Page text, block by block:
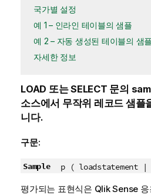
국가별 설정
예 1 – 인라인 테이블의 샘플
예 2 – 자동 생성된 테이블의 샘플
자세한 정보
LOAD 또는SELECT 문의
소스에서 무작위 레코드 샘플
니다.
구문:
Sample p ( loadstatement |
평가되는 표현식은 Qlik Sense